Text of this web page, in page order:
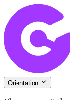
Orientation